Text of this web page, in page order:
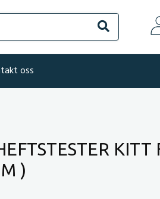
Søk
oss
KITT
)